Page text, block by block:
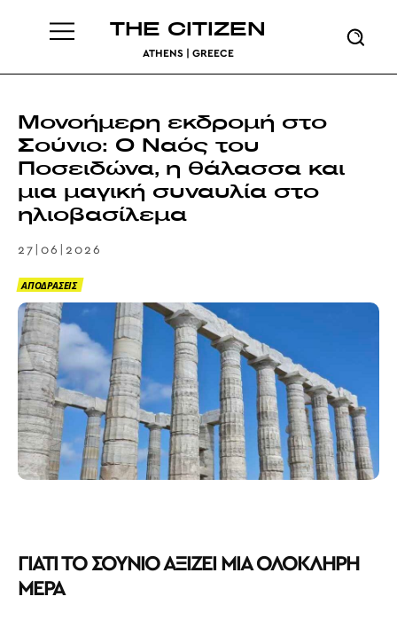
THE CITIZEN
ATHENS | GREECE
Μονοήμερη εκδρομή στο
Σούνιο: Ο Ναός του
Ποσειδώνα, η θάλασσα και
μια μαγική συναυλία στο
ηλιοβασίλεμα
27|06|2026
ΑΠΟΔΡΑΣΕΙΣ
ΓΙΑΤΙ ΤΟ ΣΟΥΝΙΟ ΑΞΙΖΕΙ ΜΙΑ ΟΛΟΚΛΗΡΗ
ΜΕΡΑ